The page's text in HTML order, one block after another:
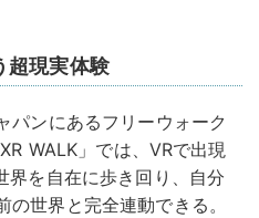
超現実体験
パンにあるフリーウォーク
WALK」では、VRで出現
界を自在に歩き回り、自分
世界と完全連動できる。